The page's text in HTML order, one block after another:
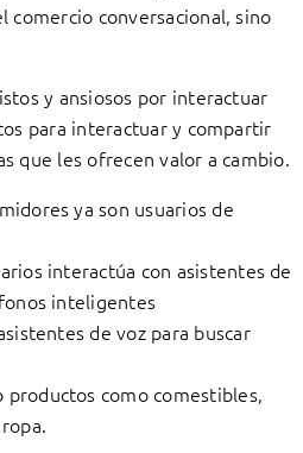
comercio conversacional, sino
y ansiosos por interactuar
para interactuar y compartir
que les ofrecen valor a cambio.
ya son usuarios de
interactúa con asistentes de
inteligentes
de voz para buscar
productos como comestibles,